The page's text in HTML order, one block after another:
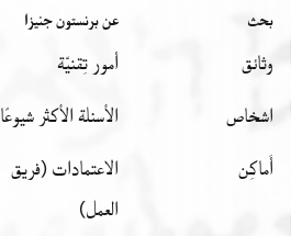
بحث
وثائق
اشخاص
أَماكِن
عن برنستون جنيزا
أمور تِقنيّة
الأسئلة الأكثر شيوعًا
الاعتمادات (فريق
العمل)